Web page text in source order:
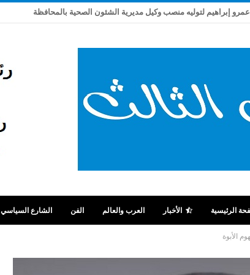
إبراهيم لتوليه منصب وكيل مديرية الشئون الصحية بالمحافظة
الرئيسية الأخبار العرب والعالم الفن الشارع السياسي
الأبوة